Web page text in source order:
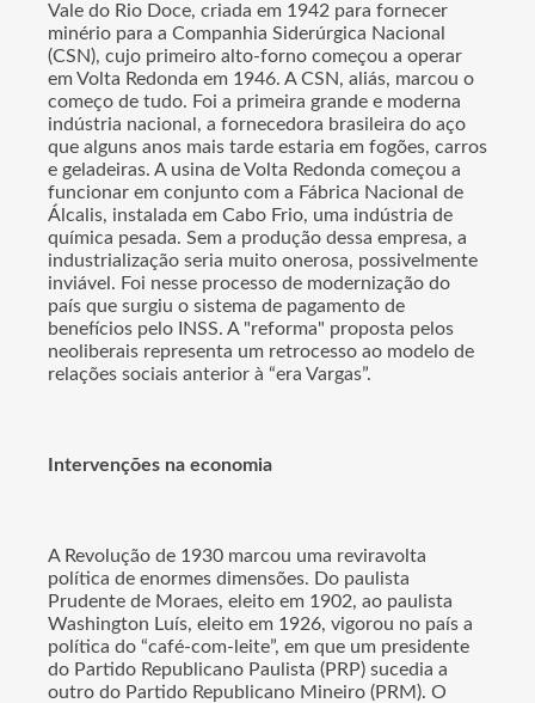
Vale do Rio Doce, criada em 1942 para fornecer
minério para a Companhia Siderúrgica Nacional
(CSN), cujo primeiro alto-forno começou a operar
em Volta Redonda em 1946. A CSN, aliás, marcou o
começo de tudo. Foi a primeira grande e moderna
indústria nacional, a fornecedora brasileira do aço
que alguns anos mais tarde estaria em fogões, carros
e geladeiras. A usina de Volta Redonda começou a
funcionar em conjunto com a Fábrica Nacional de
Álcalis, instalada em Cabo Frio, uma indústria de
química pesada. Sem a produção dessa empresa, a
industrialização seria muito onerosa, possivelmente
inviável. Foi nesse processo de modernização do
país que surgiu o sistema de pagamento de
benefícios pelo INSS. A "reforma" proposta pelos
neoliberais representa um retrocesso ao modelo de
relações sociais anterior à “era Vargas”.
Intervenções na economia
A Revolução de 1930 marcou uma reviravolta
política de enormes dimensões. Do paulista
Prudente de Moraes, eleito em 1902, ao paulista
Washington Luís, eleito em 1926, vigorou no país a
política do “café-com-leite”, em que um presidente
do Partido Republicano Paulista (PRP) sucedia a
outro do Partido Republicano Mineiro (PRM). O